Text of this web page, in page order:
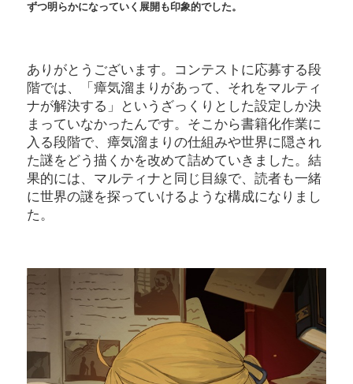
ずつ明らかになっていく展開も印象的でした。
ありがとうございます。コンテストに応募する段
階では、「瘴気溜まりがあって、それをマルティ
ナが解決する」というざっくりとした設定しか決
まっていなかったんです。そこから書籍化作業に
入る段階で、瘴気溜まりの仕組みや世界に隠され
た謎をどう描くかを改めて詰めていきました。結
果的には、マルティナと同じ目線で、読者も一緒
に世界の謎を探っていけるような構成になりまし
た。